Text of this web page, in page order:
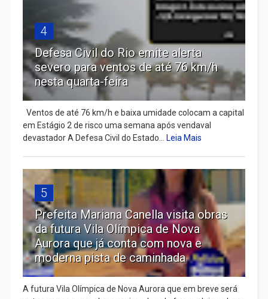
4
Defesa Civil do Rio emite alerta
severo para ventos de até 76 km/h
nesta quarta-feira
Ventos de até 76 km/h e baixa umidade colocam a capital
em Estágio 2 de risco uma semana após vendaval
devastador A Defesa Civil do Estado... Leia Mais
5
Prefeita Mariana Canella visita obras
da futura Vila Olímpica de Nova
Aurora que já conta com nova e
moderna pista de caminhada
A futura Vila Olímpica de Nova Aurora que em breve será